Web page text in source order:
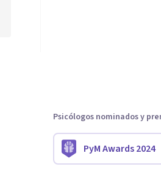
Psicólogos nominados y
PyM Awards 2024